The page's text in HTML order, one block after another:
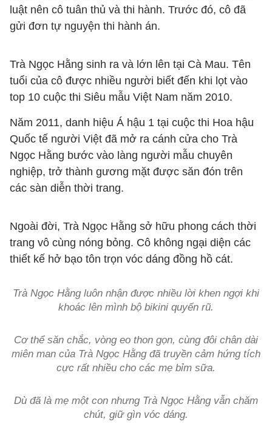
luật nên cô tuân thủ và thi hành. Trước đó, cô đã
gửi đơn tự nguyện thi hành án.
Trà Ngọc Hằng sinh ra và lớn lên tại Cà Mau. Tên
tuổi của cô được nhiều người biết đến khi lọt vào
top 10 cuộc thi Siêu mẫu Việt Nam năm 2010.
Năm 2011, danh hiệu Á hậu 1 tại cuộc thi Hoa hậu
Quốc tế người Việt đã mở ra cánh cửa cho Trà
Ngọc Hằng bước vào làng người mẫu chuyên
nghiệp, trở thành gương mặt được săn đón trên
các sàn diễn thời trang.
Ngoài đời, Trà Ngọc Hằng sở hữu phong cách thời
trang vô cùng nóng bỏng. Cô không ngại diện các
thiết kế hở bạo tôn trọn vóc dáng đồng hồ cát.
Trà Ngọc Hằng luôn nhận được nhiều lời khen ngợi khi
khoác lên mình bộ bikini quyến rũ.
Cơ thể săn chắc, vòng eo thon gọn, cùng đôi chân dài
miên man của Trà Ngọc Hằng đã truyền cảm hứng tích
cực rất nhiều cho các mẹ bỉm sữa.
Dù đã là mẹ một con nhưng Trà Ngọc Hằng vẫn chăm
chút, giữ gìn vóc dáng.